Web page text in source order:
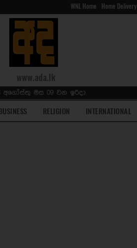
WNL Home Home Delivery
www.ada.lk
අගෝස්තු මස 09 වන ඉරිදා
RELIGION INTERNATIONAL